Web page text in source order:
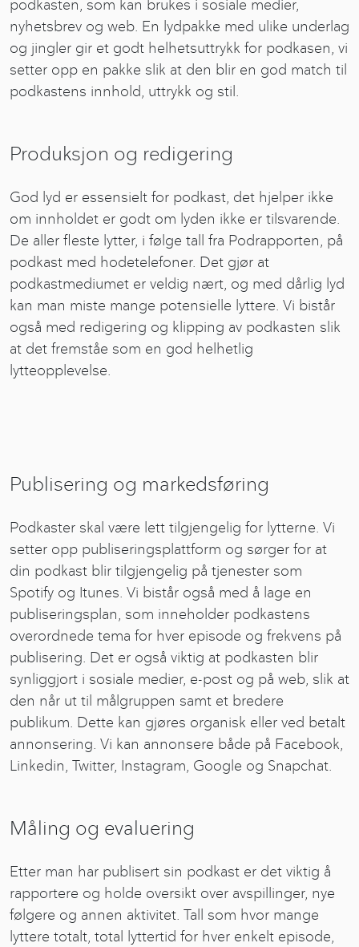
podkasten, som kan brukes i sosiale medier,
nyhetsbrev og web. En lydpakke med ulike underlag
og jingler gir et godt helhetsuttrykk for podkasen, vi
setter opp en pakke slik at den blir en god match til
podkastens innhold, uttrykk og stil.
Produksjon og redigering
God lyd er essensielt for podkast, det hjelper ikke
om innholdet er godt om lyden ikke er tilsvarende.
De aller fleste lytter, i følge tall fra Podrapporten, på
podkast med hodetelefoner. Det gjør at
podkastmediumet er veldig nært, og med dårlig lyd
kan man miste mange potensielle lyttere. Vi bistår
også med redigering og klipping av podkasten slik
at det fremståe som en god helhetlig
lytteopplevelse.
Publisering og markedsføring
Podkaster skal være lett tilgjengelig for lytterne. Vi
setter opp publiseringsplattform og sørger for at
din podkast blir tilgjengelig på tjenester som
Spotify og Itunes. Vi bistår også med å lage en
publiseringsplan, som inneholder podkastens
overordnede tema for hver episode og frekvens på
publisering. Det er også viktig at podkasten blir
synliggjort i sosiale medier, e-post og på web, slik at
den når ut til målgruppen samt et bredere
publikum. Dette kan gjøres organisk eller ved betalt
annonsering. Vi kan annonsere både på Facebook,
Linkedin, Twitter, Instagram, Google og Snapchat.
Måling og evaluering
Etter man har publisert sin podkast er det viktig å
rapportere og holde oversikt over avspillinger, nye
følgere og annen aktivitet. Tall som hvor mange
lyttere totalt, total lyttertid for hver enkelt episode,